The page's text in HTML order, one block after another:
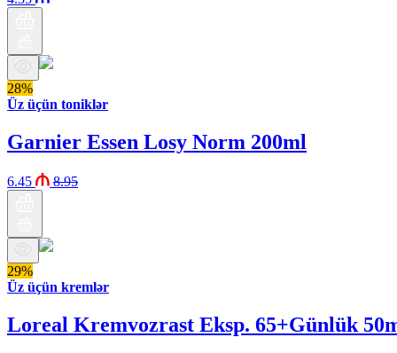
28%
Üz üçün toniklər
Garnier Essen Losy Norm 200ml
6.45 8.95
29%
Üz üçün kremlər
Loreal Kremvozrast Eksp. 65+Günlük